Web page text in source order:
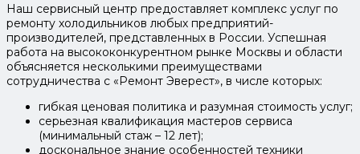
Наш сервисный центр предоставляет комплекс услуг по
ремонту холодильников любых предприятий-
производителей, представленных в России. Успешная
работа на высококонкурентном рынке Москвы и области
объясняется несколькими преимуществами
сотрудничества с «Ремонт Эверест», в числе которых:
гибкая ценовая политика и разумная стоимость услуг;
серьезная квалификация мастеров сервиса
(минимальный стаж – 12 лет);
доскональное знание особенностей техники